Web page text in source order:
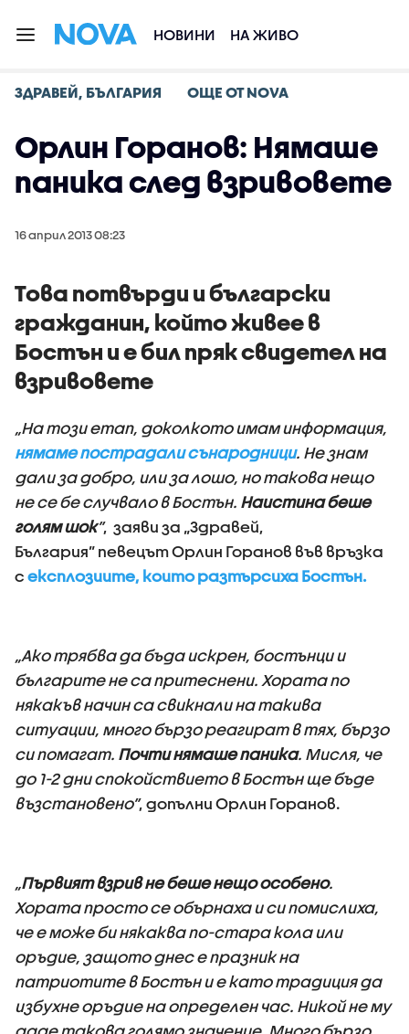
НОВИНИ НА ЖИВО
ЗДРАВЕЙ, БЪЛГАРИЯ ОЩЕ ОТ NOVA
Орлин Горанов: Нямаше
паника след взривовете
16 април 2013 08:23
Това потвърди и български
гражданин, който живее в
Бостън и е бил пряк свидетел на
взривовете
„На този етап, доколкото имам информация,
нямаме пострадали сънародници. Не знам
дали за добро, или за лошо, но такова нещо
не се бе случвало в Бостън. Наистина беше
голям шок”, заяви за „Здравей,
България” певецът Орлин Горанов във връзка
с експлозиите, които разтърсиха Бостън.
„Ако трябва да бъда искрен, бостънци и
българите не са притеснени. Хората по
някакъв начин са свикнали на такива
ситуации, много бързо реагират в тях, бързо
си помагат. Почти нямаше паника. Мисля, че
до 1-2 дни спокойствието в Бостън ще бъде
възстановено”, допълни Орлин Горанов.
„Първият взрив не беше нещо особено.
Хората просто се обърнаха и си помислиха,
че е може би някаква по-стара кола или
оръдие, защото днес е празник на
патриотите в Бостън и е като традиция да
избухне оръдие на определен час. Никой не му